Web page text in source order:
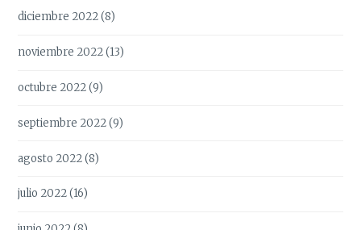
diciembre 2022(8)
noviembre 2022(13)
octubre 2022(9)
septiembre 2022(9)
agosto 2022(8)
julio 2022(16)